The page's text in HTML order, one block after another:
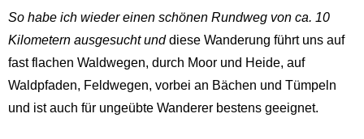
So habe ich wieder einen schönen Rundweg von ca. 10
Kilometern ausgesucht unddiese Wanderung führt uns auf
fast flachen Waldwegen, durch Moor und Heide, auf
Waldpfaden, Feldwegen, vorbei an Bächen und Tümpeln
und ist auch für ungeübte Wanderer bestens geeignet.